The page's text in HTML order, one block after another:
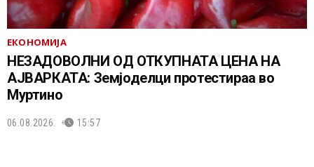
ЕКОНОМИЈА
НЕЗАДОВОЛНИ ОД ОТКУПНАТА ЦЕНА НА
АЈВАРКАТА: Земјоделци протестираа во
Муртино
06.08.2026. 15:57